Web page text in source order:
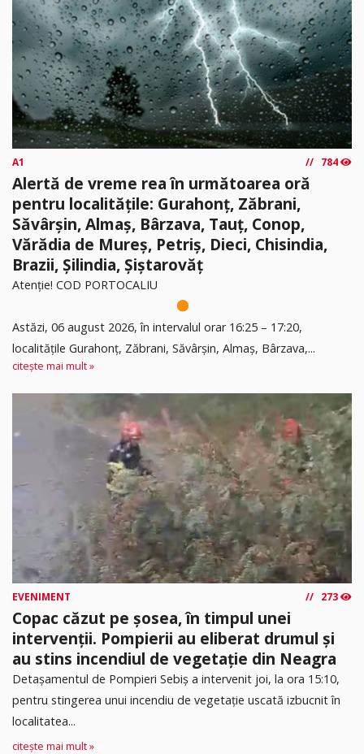
A1 784
Alertă de vreme rea în următoarea oră
pentru localitățile: Gurahonț, Zăbrani,
Săvârșin, Almaș, Bârzava, Tauț, Conop,
Vărădia de Mureș, Petriș, Dieci, Chisindia,
Brazii, Șilindia, Șiștarovăț
Atenție! COD PORTOCALIU
Astăzi, 06 august 2026, în intervalul orar 16:25 – 17:20,
localitățile Gurahonț, Zăbrani, Săvârșin, Almaș, Bârzava,...
citește mai mult »
EVENIMENT 273
Copac căzut pe șosea, în timpul unei
intervenții. Pompierii au eliberat drumul și
au stins incendiul de vegetație din Neagra
Detașamentul de Pompieri Sebiș a intervenit joi, la ora 15:10,
pentru stingerea unui incendiu de vegetație uscată izbucnit în
localitatea...
citește mai mult »